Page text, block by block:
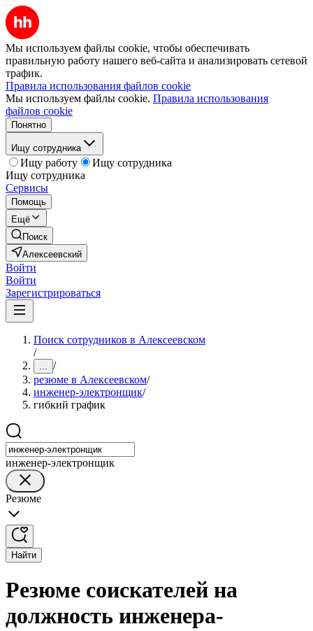
Мы используем файлы cookie, чтобы обеспечивать
правильную работу нашего веб-сайта и анализировать сетевой
трафик.
Правила использования файлов cookie
Мы используем файлы cookie. Правила использования
файлов cookie
Понятно
Ищу сотрудника
Ищу работу
Ищу сотрудника
Ищу сотрудника
Сервисы
Помощь
Ещё
Поиск
Алексеевский
Войти
Войти
Зарегистрироваться
Поиск сотрудников в Алексеевском
/
... /
резюме в Алексеевском/
инженер-электронщик/
гибкий график
инженер-электронщик
Резюме
Найти
Резюме соискателей на
должность инженера-